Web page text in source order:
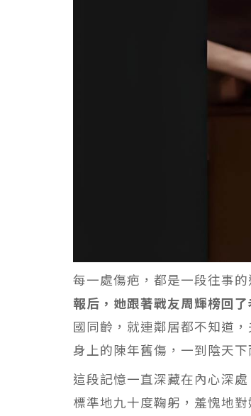
每一處傷疤，都是一段往事
報后，她跟著戰友周輝榜回
國同齡，就連鄰居都不知道
身上的陳年舊傷，一到陰天
這段記憶一直深藏在內心深
標準地九十度鞠躬，羞愧地